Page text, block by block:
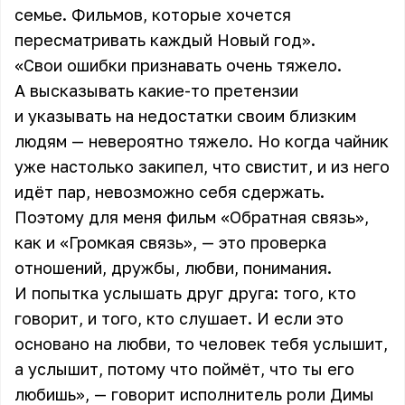
семье. Фильмов, которые хочется
пересматривать каждый Новый год».
«Свои ошибки признавать очень тяжело.
А высказывать какие-то претензии
и указывать на недостатки своим близким
людям — невероятно тяжело. Но когда чайник
уже настолько закипел, что свистит, и из него
идёт пар, невозможно себя сдержать.
Поэтому для меня фильм «Обратная связь»,
как и «Громкая связь», — это проверка
отношений, дружбы, любви, понимания.
И попытка услышать друг друга: того, кто
говорит, и того, кто слушает. И если это
основано на любви, то человек тебя услышит,
а услышит, потому что поймёт, что ты его
любишь», — говорит исполнитель роли Димы